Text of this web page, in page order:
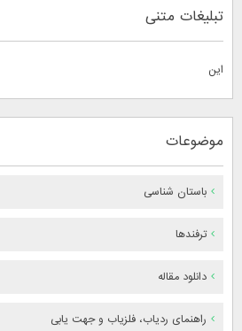
تبلیغات متنی
این
موضوعات
باستان شناسی
ترفندها
دانلود مقاله
راهنمای ردیاب، فلزیاب و جهت یابی